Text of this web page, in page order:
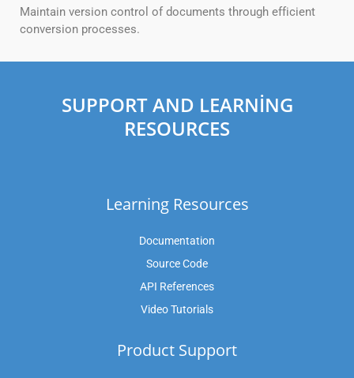
Maintain version control of documents through efficient
conversion processes.
SUPPORT AND LEARNING
RESOURCES
Learning Resources
Documentation
Source Code
API References
Video Tutorials
Product Support